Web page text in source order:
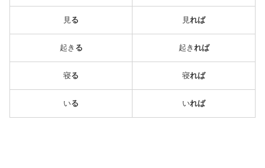
見る 見れば
起き る 起き れば
寝る 寝れば
いる いれば